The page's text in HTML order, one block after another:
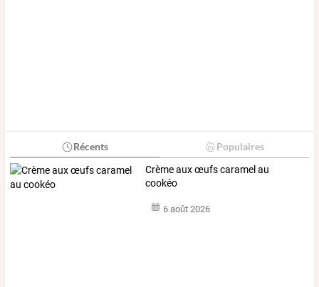
Récents Populaires
Crème aux œufs caramel au
cookéo
6 août 2026